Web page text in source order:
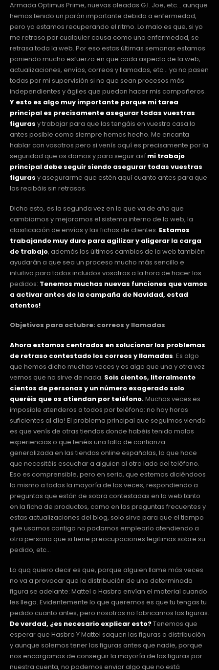
Armada Optimus Prime, nuevas oleadas G.I. Joe, etc… aunque
hemos tenido un parón importante debido a enfermedad,
pero ya estamos recuperando el ritmo. Lo malo es que, si yo
me retraso por cualquier causa como una enfermedad, se
retrasa toda la web. Por eso estas últimas semanas estamos
poniendo mucho esfuerzo en que cada aspecto de la web,
actualizaciones, envíos, correos y llamadas, etc… ya no pasen
todas por mi supervisión si no que sean procesos más
independientes y ágiles que puedan hacer mis compañeros.
Y esto es algo muy importante porque mi tarea
principal es precisamente asegurar todas vuestras
figuras y trabajar para que las tengáis en vuestra casa lo
antes posible como siempre hemos hecho. Me encanta
hablar con vosotros pero si venís aquí es precisamente por la
seguridad que os damos y para seguir así mi trabajo
principal debe seguir siendo asegurar todas vuestras
figuras y asegurarme que estén aquí cuanto antes para que
las recibáis sin retrasos.
Dicho esto, es la segunda vez en lo que va de año que
cambiamos y mejoramos el sistema interno de la web, la
clasificación de envíos y las fichas de clientes. Estamos
trabajando muy duro para agilizar y aligerar la carga
de trabajo, además los últimos cambios de la web también
ayudarán a que sea un proceso mucho más sencillo e
intuitivo para todos incluidos vosotros a la hora de hacer los
pedidos: Tenemos muchas nuevas funciones que vamos
a activar antes de la campaña de Navidad, estad
atentos!
Objetivos para octubre: correos y llamadas
Ahora estamos centrados en solucionar los problemas
de retraso contestado los correos y llamadas. Es algo
que hemos dicho muchas veces y es algo que una y otra vez
vemos que no sirve de nada. Sois cientos, literalmente
cientos de personas y un número exagerado solo
queréis que os atiendan por teléfono.Muchas veces es
imposible atenderos a todos por teléfono: no hay horas
suficientes al día! El problema principal que seguimos viendo
es que venís de otras tiendas donde habéis tenido malas
experiencias o que tenéis una falta de confianza
generalizada en las tiendas online españolas, lo que hace
que necesitéis escuchar a alguien al otro lado del teléfono.
Eso es comprensible, pero en serio, que estemos diciéndoos
lo mismo a todos la mayoría de las veces, respondiendo a
preguntas que están de sobra contestadas en la web tanto
en la ficha de productos, como en las preguntas frecuentes y
estas actualizaciones del blog, solo sirve para que el tiempo
que usamos contigo no podamos emplearlo atendiendo a
otra persona que si tiene preocupaciones legitimas sobre su
pedido, etc…
Lo quq quiero decir es que, porque alguien llame más veces
no va a provocar que la distribución de una determinada
figura se adelante: Mattel o Hasbro envían el material cuando
les llega. Evidentemente lo que queremos es que tu tengas tu
pedido cuanto antes, pero nosotros no fabricamos las figuras.
De verdad, ¿es necesario explicar esto?Tenemos que
esperar que Hasbro Y Mattel saquen las figuras a distribución
y aunque solemos tener las figuras antes que nadie, porque
nos encargamos de conseguir la mayoría de las figuras por
nuestra cuenta, no podemos enviar algo que no está